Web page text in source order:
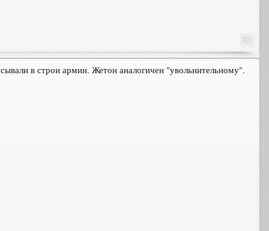
#3
в строи армии. Жетон аналогичен "увольнительному".